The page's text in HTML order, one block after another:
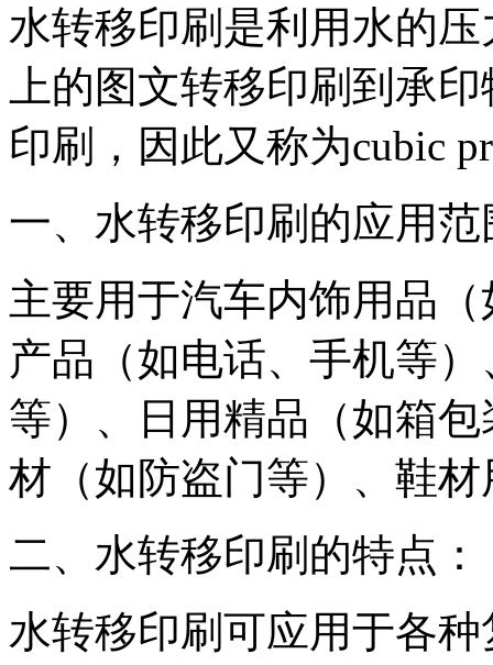
水转移印刷是利用水的
上的图文转移印刷到承
印刷，因此又称为cubic
一、水转移印刷的应用范
主要用于汽车内饰用品
产品（如电话、手机等
等）、日用精品（如箱
材（如防盗门等）、鞋
二、水转移印刷的特点：
水转移印刷可应用于各